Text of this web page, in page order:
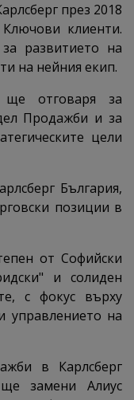
през 2018
клиенти.
развитието на
на нейния екип.
отговаря за
Продажби и за
цели
България,
позиции в
от Софийски
и солиден
с фокус върху
управлението на
в Карлсберг
замени Алиус